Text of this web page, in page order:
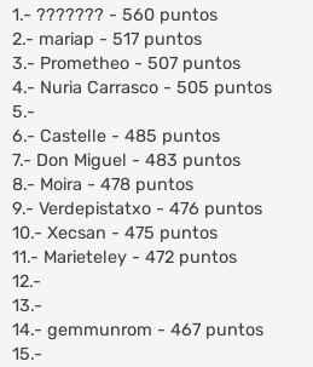
1.- ??????? - 560 puntos
2.- mariap - 517 puntos
3.- Prometheo - 507 puntos
4.- Nuria Carrasco - 505 puntos
5.-
6.- Castelle - 485 puntos
7.- Don Miguel - 483 puntos
8.- Moira - 478 puntos
9.- Verdepistatxo - 476 puntos
10.- Xecsan - 475 puntos
11.- Marieteley - 472 puntos
12.-
13.-
14.- gemmunrom - 467 puntos
15.-